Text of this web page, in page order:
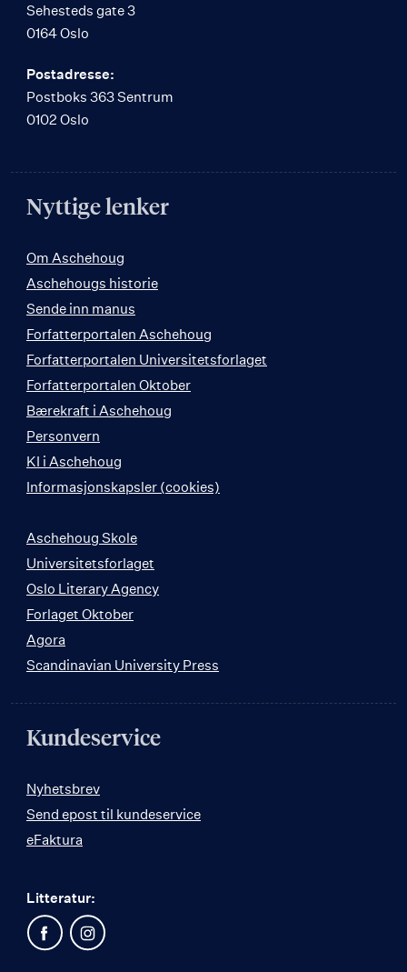
Sehesteds gate 3
0164 Oslo
Postadresse:
Postboks 363 Sentrum
0102 Oslo
Nyttige lenker
Om Aschehoug
Aschehougs historie
Sende inn manus
Forfatterportalen Aschehoug
Forfatterportalen Universitetsforlaget
Forfatterportalen Oktober
Bærekraft i Aschehoug
Personvern
KI i Aschehoug
Informasjonskapsler (cookies)
Aschehoug Skole
Universitetsforlaget
Oslo Literary Agency
Forlaget Oktober
Agora
Scandinavian University Press
Kundeservice
Nyhetsbrev
Send epost til kundeservice
eFaktura
Litteratur: